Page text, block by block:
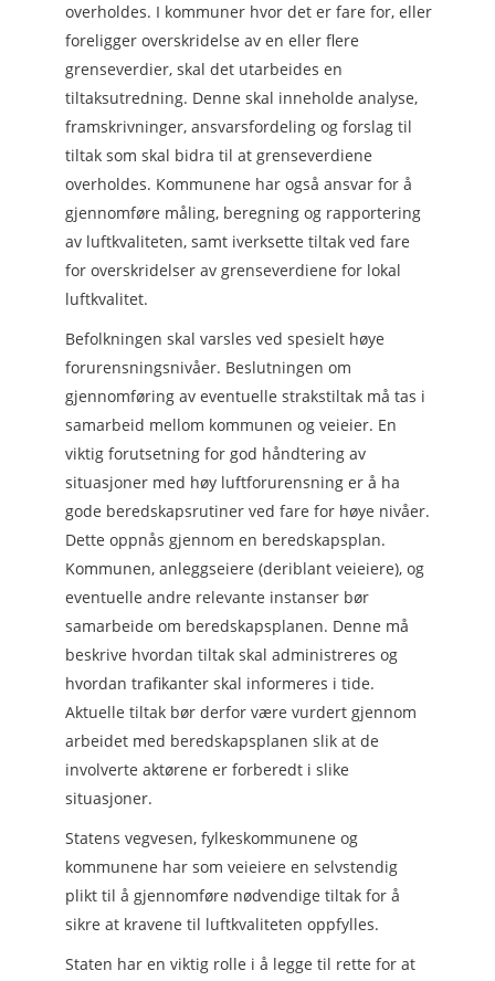
overholdes. I kommuner hvor det er fare for, eller
foreligger overskridelse av en eller flere
grenseverdier, skal det utarbeides en
tiltaksutredning. Denne skal inneholde analyse,
framskrivninger, ansvarsfordeling og forslag til
tiltak som skal bidra til at grenseverdiene
overholdes. Kommunene har også ansvar for å
gjennomføre måling, beregning og rapportering
av luftkvaliteten, samt iverksette tiltak ved fare
for overskridelser av grenseverdiene for lokal
luftkvalitet.
Befolkningen skal varsles ved spesielt høye
forurensningsnivåer. Beslutningen om
gjennomføring av eventuelle strakstiltak må tas i
samarbeid mellom kommunen og veieier. En
viktig forutsetning for god håndtering av
situasjoner med høy luftforurensning er å ha
gode beredskapsrutiner ved fare for høye nivåer.
Dette oppnås gjennom en beredskapsplan.
Kommunen, anleggseiere (deriblant veieiere), og
eventuelle andre relevante instanser bør
samarbeide om beredskapsplanen. Denne må
beskrive hvordan tiltak skal administreres og
hvordan trafikanter skal informeres i tide.
Aktuelle tiltak bør derfor være vurdert gjennom
arbeidet med beredskapsplanen slik at de
involverte aktørene er forberedt i slike
situasjoner.
Statens vegvesen, fylkeskommunene og
kommunene har som veieiere en selvstendig
plikt til å gjennomføre nødvendige tiltak for å
sikre at kravene til luftkvaliteten oppfylles.
Staten har en viktig rolle i å legge til rette for at